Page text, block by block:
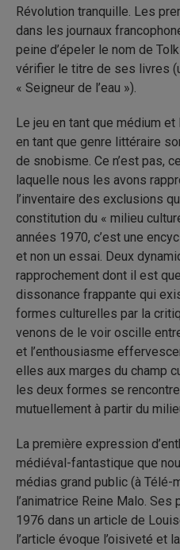
Révolution tranquille. Les
dans les journaux
peine d’épeler le nom de
vérifier le titre de ses livres
« Seigneur de l’eau »).
Le jeu en tant que médium
en tant que genre littéraire
de snobisme. Ce n’est pas,
laquelle nous les avons
l’inventaire des exclusions
constitution du « milieu
années 1970, c’est une
et non un essai. Deux
rapprochement dont il est
dissonance frappante qui
formes culturelles par la
venons de le voir oscille
et l’enthousiasme
elles aux marges du champ
les deux formes se
mutuellement à partir du
La première expression
médiéval-fantastique que
médias grand public (à Télé-
l’animatrice Reine Malo.
1976 dans un article de
l’article évoque l’oisiveté et